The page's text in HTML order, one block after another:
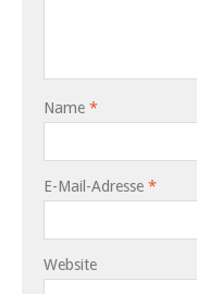
Name *
E-Mail-Adresse *
Website